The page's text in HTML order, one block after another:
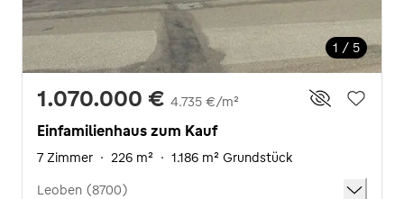
1 / 5
1.070.000 € 4.735 €/m²
Einfamilienhaus zum Kauf
7 Zimmer · 226 m² · 1.186 m² Grundstück
Leoben (8700)